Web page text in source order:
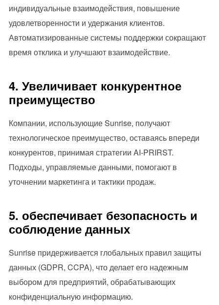
индивидуальные взаимодействия, повышение
удовлетворенности и удержания клиентов.
Автоматизированные системы поддержки сокращают
время отклика и улучшают взаимодействие.
4. Увеличивает конкурентное
преимущество
Компании, использующие Sunrise, получают
технологическое преимущество, оставаясь впереди
конкурентов, принимая стратегии AI-PRIRST.
Подходы, управляемые данными, помогают в
уточнении маркетинга и тактики продаж.
5. обеспечивает безопасность и
соблюдение данных
Sunrise придерживается глобальных правил защиты
данных (GDPR, CCPA), что делает его надежным
выбором для предприятий, обрабатывающих
конфиденциальную информацию.